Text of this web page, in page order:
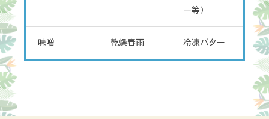
ー等）
味噌 乾燥春雨 冷凍バター